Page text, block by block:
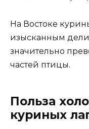
На Востоке
изысканным
значительно
частей птицы.
Польза
куриных